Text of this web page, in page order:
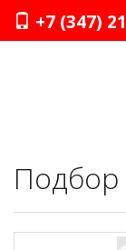
+7 (347)
Подбор